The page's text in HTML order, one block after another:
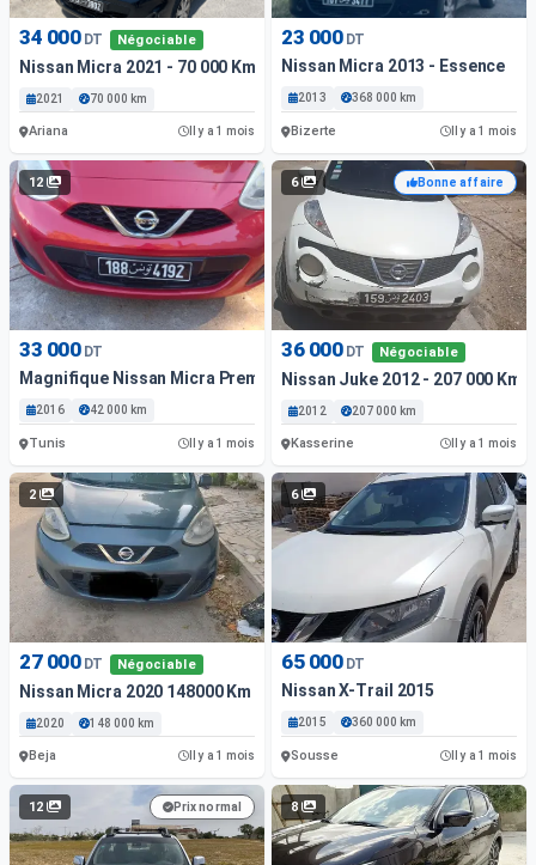
34 000 DT Négociable
Nissan Micra 2021 - 70 000 Km - Essence
2021 70 000 km
Ariana Il y a 1 mois
23 000 DT
Nissan Micra 2013 - Essence
2013 368 000 km
Bizerte Il y a 1 mois
12
33 000 DT
Magnifique Nissan Micra Première Main Excellent État
2016 42 000 km
Tunis Il y a 1 mois
6 Bonne affaire
36 000 DT Négociable
Nissan Juke 2012 - 207 000 Km
2012 207 000 km
Kasserine Il y a 1 mois
2
27 000 DT Négociable
Nissan Micra 2020 148000 Km
2020 148 000 km
Beja Il y a 1 mois
6
65 000 DT
Nissan X-Trail 2015
2015 360 000 km
Sousse Il y a 1 mois
12 Prix normal 8